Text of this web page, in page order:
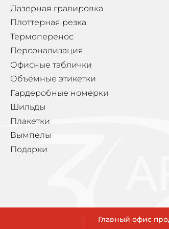
Лазерная гравировка
Плоттерная резка
Термоперенос
Персонализация
Офисные таблички
Объёмные этикетки
Гардеробные номерки
Шильды
Плакетки
Вымпелы
Подарки
Главный офис